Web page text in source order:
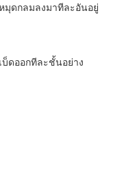
ดกลมลงมาทีละอันอยู่
ดออกทีละชั้นอย่าง